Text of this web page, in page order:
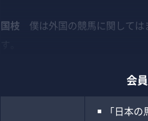
国枝僕は外国の競馬に関しては
会
「日本